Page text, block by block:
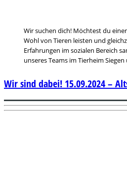
Wir suchen dich! Möchtest du
Wohl von Tieren leisten und
Erfahrungen im sozialen Bereich
unseres Teams im Tierheim
Wir sind dabei! 15.09.2024 –